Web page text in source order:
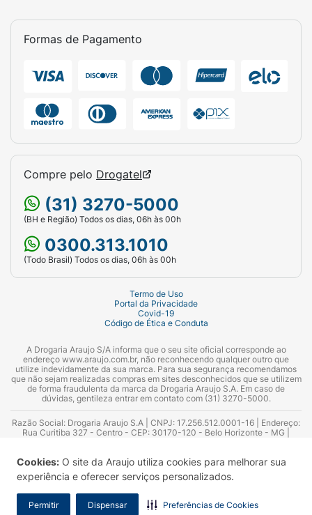
Cookies: O site da Araujo utiliza cookies para melhorar sua
experiência e oferecer serviços personalizados.
Permitir Dispensar Preferências de Cookies
Formas de Pagamento
Compre pelo Drogatel
(31) 3270-5000
(BH e Região) Todos os dias, 06h às 00h
0300.313.1010
(Todo Brasil) Todos os dias, 06h às 00h
Termo de Uso
Portal da Privacidade
Covid-19
Código de Ética e Conduta
A Drogaria Araujo S/A informa que o seu site oficial corresponde ao
endereço www.araujo.com.br, não reconhecendo qualquer outro que
utilize indevidamente da sua marca. Para sua segurança recomendamos
que não sejam realizadas compras em sites desconhecidos que se utilizem
de forma fraudulenta da marca da Drogaria Araujo S.A. Em caso de
dúvidas, gentileza entrar em contato com (31) 3270-5000.
Razão Social: Drogaria Araujo S.A | CNPJ: 17.256.512.0001-16 | Endereço:
Rua Curitiba 327 - Centro - CEP: 30170-120 - Belo Horizonte - MG |
Azevedo Guimarães – CRF 10.965 | Yasmin Silva Alvarenga – CRF 52.584 -
Consultor substituto: Thiago Aguiar Pinheiro - CRF Nº 13.748. Alvará
Sanitário: 2025020713 | Autorização de Funcionamento da Empresa (AFE):